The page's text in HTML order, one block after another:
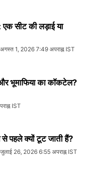
एक सीट की लड़ाई या
अगस्त 1, 2026 7:49 अपराह्न IST
और भूमाफिया का कॉकटेल?
IST
पहले क्यों टूट जाती हैं?
जुलाई 26, 2026 6:55 अपराह्न IST